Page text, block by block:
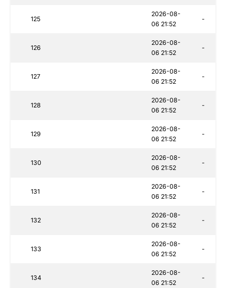
125
2026-08-
06 21:52
-
126
2026-08-
06 21:52
-
127
2026-08-
06 21:52
-
128
2026-08-
06 21:52
-
129
2026-08-
06 21:52
-
130
2026-08-
06 21:52
-
131
2026-08-
06 21:52
-
132
2026-08-
06 21:52
-
133
2026-08-
06 21:52
-
134
2026-08-
06 21:52
-